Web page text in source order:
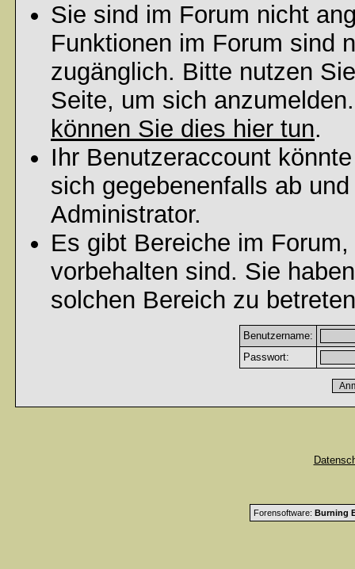
Sie sind im Forum nicht
Funktionen im Forum sind
zugänglich. Bitte nutzen
Seite, um sich
können Sie dies hier tun.
Ihr Benutzeraccount
sich gegebenenfalls ab
Administrator.
Es gibt Bereiche im
vorbehalten sind. Sie
solchen Bereich zu
Benutzername:
Passwort:
Forensoftware: Burning